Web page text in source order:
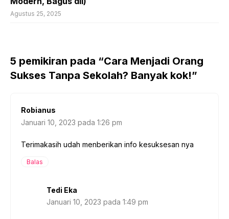
Agustus 25, 2025
5 pemikiran pada “Cara Menjadi Orang
Sukses Tanpa Sekolah? Banyak kok!”
Robianus
Januari 10, 2023 pada 1:26 pm
Terimakasih udah menberikan info kesuksesan nya
Balas
Tedi Eka
Januari 10, 2023 pada 1:49 pm